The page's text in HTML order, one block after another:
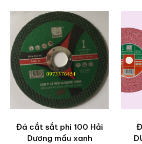
Đá cắt sắt phi 100 Hải
Dương mầu xanh